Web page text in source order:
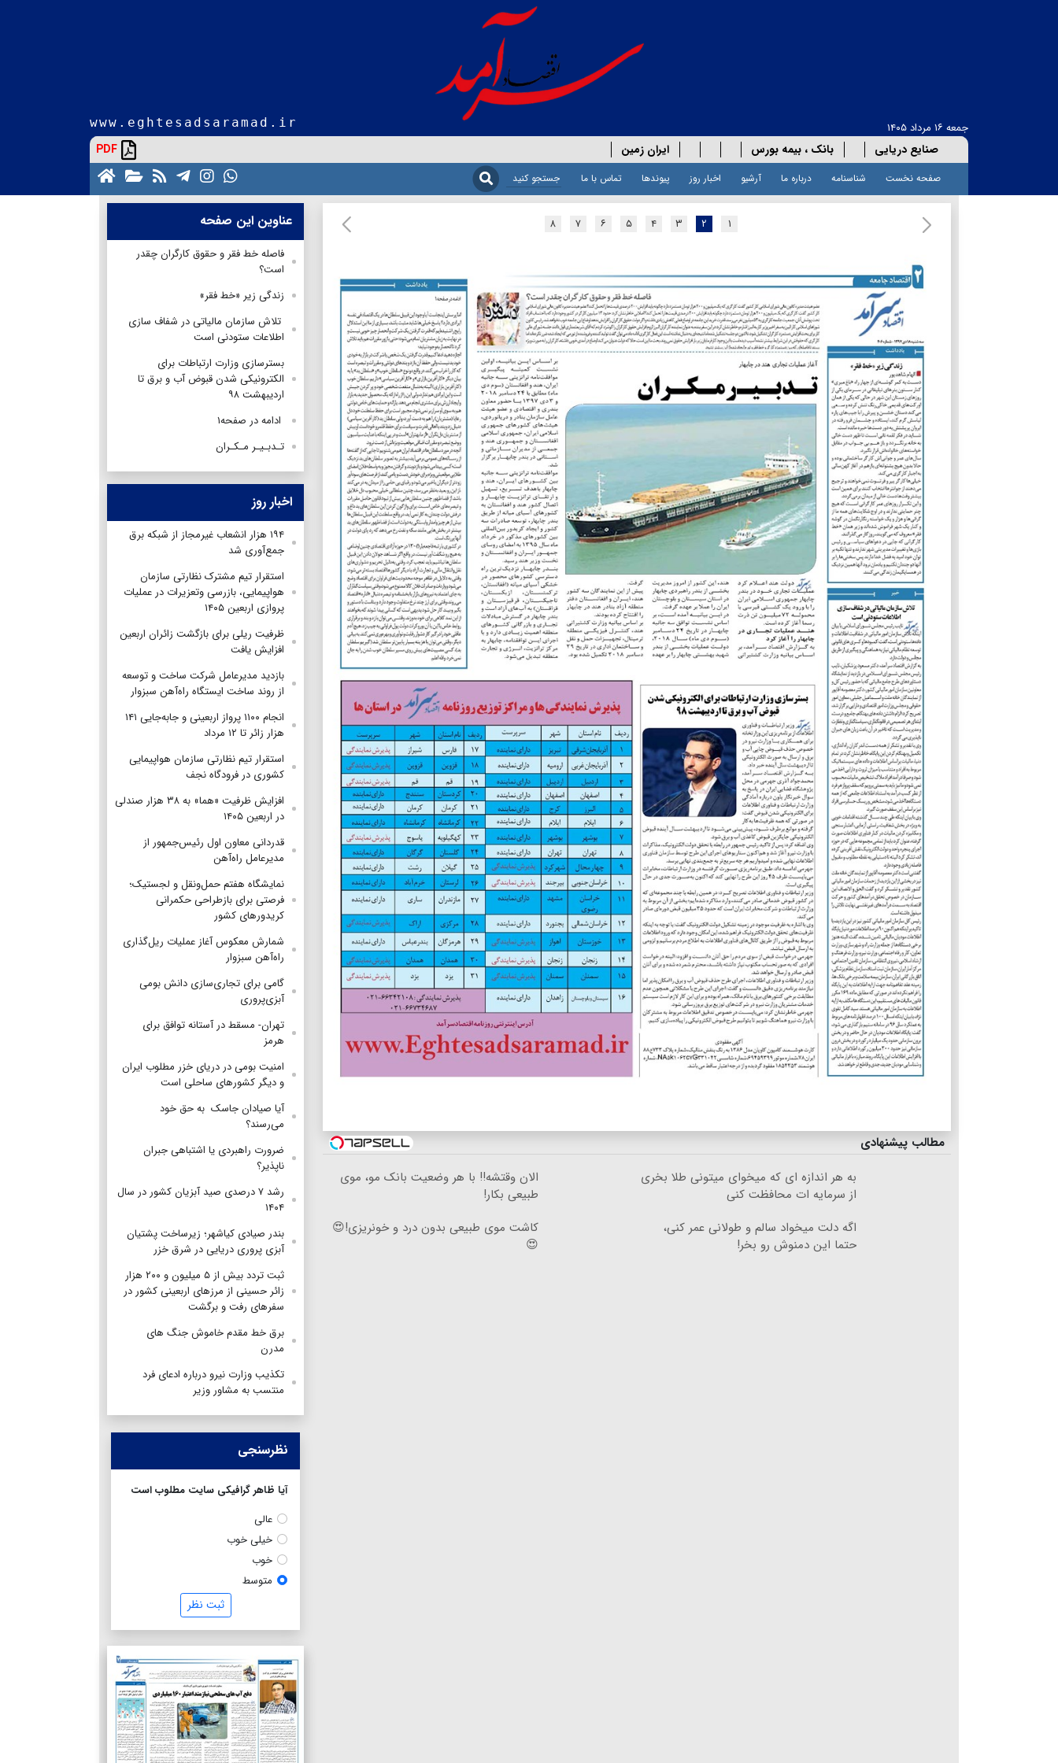
جمعه ۱۶ مرداد ۱۴۰۵ www.eghtesadsaramad.ir
صنایع دریایی بانک ، بیمه بورس ایران زمین PDF
صفحه نخست شناسنامه درباره ما آرشیو اخبار روز پیوندها تماس با ما
۱ ۲ ۳ ۴ ۵ ۶ ۷ ۸
مطالب پیشنهادی
به هر اندازه ای که میخوای میتونی طلا بخری
از سرمایه ات محافظت کنی
الان وقتشه‼️ با هر وضعیت بانک مو، موی
طبیعی بکار!
اگه دلت میخواد سالم و طولانی عمر کنی،
حتما این دمنوش رو بخر!
کاشت موی طبیعی بدون درد و خونریزی!😍
😍
عناوین این صفحه
فاصله خط فقر و حقوق کارگران چقدر
است؟
زندگی زیر «خط فقر»
تلاش سازمان مالیاتی در شفاف سازی
اطلاعات ستودنی است
بسترسازی وزارت ارتباطات برای
الکترونیکی شدن قبوض آب و برق تا
اردیبهشت‌ ۹۸
ادامه در صفحه۱
تـدبـیـر مـکـران
اخبار روز
۱۹۴ هزار انشعاب غیرمجاز از شبکه برق
جمع‌آوری شد
استقرار تیم مشترک نظارتی سازمان
هواپیمایی، بازرسی وتعزیرات در عملیات
پروازی اربعین ۱۴۰۵
ظرفیت ریلی برای بازگشت زائران اربعین
افزایش یافت
بازدید مدیرعامل شرکت ساخت و توسعه
از روند ساخت ایستگاه راه‌آهن سبزوار
انجام ۱۱۰۰ پرواز اربعینی و جابه‌جایی ۱۴۱
هزار زائر تا ۱۲ مرداد
استقرار تیم‌ نظارتی سازمان هواپیمایی
کشوری در فرودگاه نجف
افزایش ظرفیت «هما» به ۳۸ هزار صندلی
در اربعین ۱۴۰۵
قدردانی معاون اول رئیس‌جمهور از
مدیرعامل راه‌آهن
نمایشگاه هفتم حمل‌ونقل و لجستیک؛
فرصتی برای بازطراحی حکمرانی
کریدورهای کشور
شمارش معکوس آغاز عملیات ریل‌گذاری
راه‌آهن سبزوار
گامی برای تجاری‌سازی دانش بومی
آبزی‌پروری
تهران- مسقط در آستانه توافق برای
هرمز
امنیت بومی در دریای خزر مطلوب ایران
و دیگر کشورهای ساحلی است
آیا صیادان جاسک به حق خود
می‌رسند؟
ضرورت راهبردی یا اشتباهی جبران
ناپذیر؟
رشد ۷ درصدی صید آبزیان کشور در سال
۱۴۰۴
بندر صیادی کیاشهر؛ زیرساخت پشتیان
آبزی پروری دریایی در شرق خزر
ثبت تردد بیش از ۵ میلیون و ۲۰۰ هزار
زائر حسینی از مرزهای اربعینی کشور در
سفرهای رفت و برگشت
برق خط مقدم خاموش جنگ های
مدرن
تکذیب وزارت نیرو درباره ادعای فرد
منتسب به مشاور وزیر
نظرسنجی
آیا ظاهر گرافیکی سایت مطلوب است
عالی
خیلی خوب
خوب
متوسط
ثبت نظر